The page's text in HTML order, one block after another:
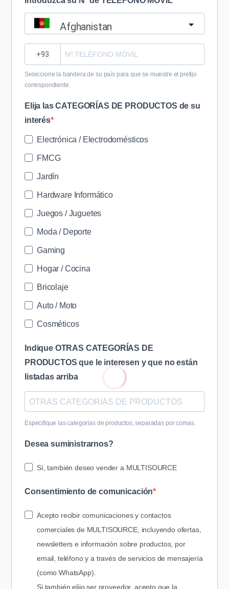
Afghanistan
Seleccione la bandera de su país para que se muestre el prefijo
correspondiente.
Elija las CATEGORÍAS DE PRODUCTOS de su
interés
Electrónica / Electrodomésticos
FMCG
Jardín
Hardware Informático
Juegos / Juguetes
Moda / Deporte
Gaming
Hogar / Cocina
Bricolaje
Auto / Moto
Cosméticos
Indique OTRAS CATEGORÍAS DE
PRODUCTOS que le interesen y que no están
listadas arriba
Especifique las categorías de productos, separadas por comas.
Desea suministrarnos?
Sí, también deseo vender a MULTISOURCE
Consentimiento de comunicación
Acepto recibir comunicaciones y contactos
comerciales de MULTISOURCE, incluyendo ofertas,
newsletters e información sobre productos, por
email, teléfono y a través de servicios de mensajería
(como WhatsApp).
Si también elijo ser proveedor, acepto que la